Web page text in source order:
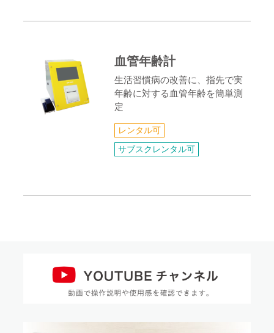
血管年齢計
生活習慣病の改善に、指先で実
年齢に対する血管年齢を簡単測
定
レンタル可
サブスクレンタル可